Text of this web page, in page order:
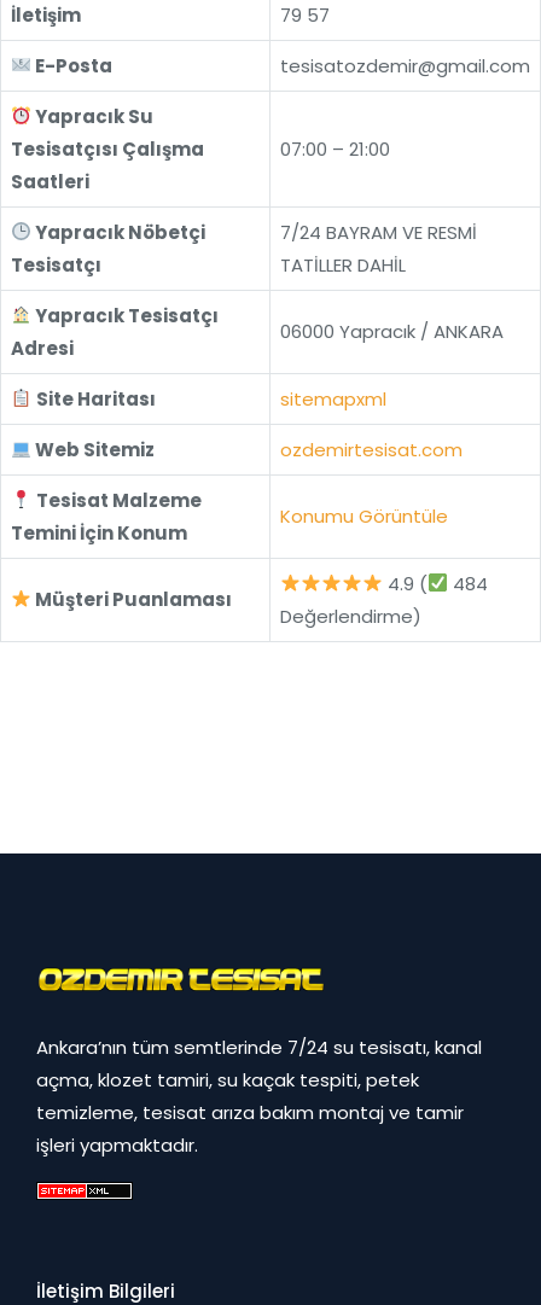
İletişim
79 57
E-Posta
tesisatozdemir@gmail.com
Yapracık Su
Tesisatçısı Çalışma
Saatleri
07:00 – 21:00
Yapracık Nöbetçi
Tesisatçı
7/24 BAYRAM VE RESMİ
TATİLLER DAHİL
Yapracık Tesisatçı
Adresi
06000 Yapracık / ANKARA
Site Haritası
sitemapxml
Web Sitemiz
ozdemirtesisat.com
Tesisat Malzeme
Temini İçin Konum
Konumu Görüntüle
Müşteri Puanlaması
4.9 (
484
Değerlendirme)
Ankara’nın tüm semtlerinde 7/24 su tesisatı, kanal
açma, klozet tamiri, su kaçak tespiti, petek
temizleme, tesisat arıza bakım montaj ve tamir
işleri yapmaktadır.
İletişim Bilgileri